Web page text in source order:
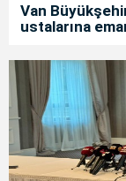
Van
ustalarına